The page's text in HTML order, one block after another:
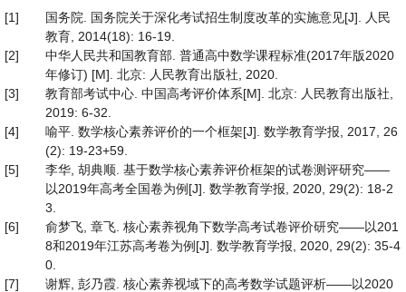
[1]
国务院. 国务院关于深化考试招生制度改革的实施意见[J]. 人民
教育, 2014(18): 16-19.
[2]
中华人民共和国教育部. 普通高中数学课程标准(2017年版2020
年修订) [M]. 北京: 人民教育出版社, 2020.
[3]
教育部考试中心. 中国高考评价体系[M]. 北京: 人民教育出版社,
2019: 6-32.
[4]
喻平. 数学核心素养评价的一个框架[J]. 数学教育学报, 2017, 26
(2): 19-23+59.
[5]
李华, 胡典顺. 基于数学核心素养评价框架的试卷测评研究——
以2019年高考全国卷为例[J]. 数学教育学报, 2020, 29(2): 18-2
3.
[6]
俞梦飞, 章飞. 核心素养视角下数学高考试卷评价研究——以201
8和2019年江苏高考卷为例[J]. 数学教育学报, 2020, 29(2): 35-4
0.
[7]
谢辉, 彭乃霞. 核心素养视域下的高考数学试题评析——以2020